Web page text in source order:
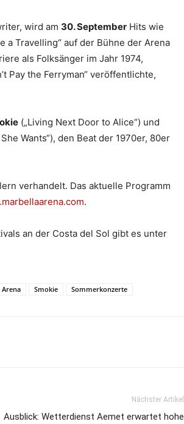
wird am 30. September Hits wie
a Travelling“ auf der Bühne der Arena
als Folksänger im Jahr 1974,
Pay the Ferryman“ veröffentlichte,
(„Living Next Door to Alice“) und
Wants“), den Beat der 1970er, 80er
verhandelt. Das aktuelle Programm
.
an der Costa del Sol gibt es unter
Arena Smokie Sommerkonzerte
Nächster Artikel
Ausblick: Wetterdienst Aemet erwartet hohe